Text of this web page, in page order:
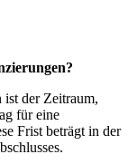
der Zeitraum,
für eine
Frist beträgt in der